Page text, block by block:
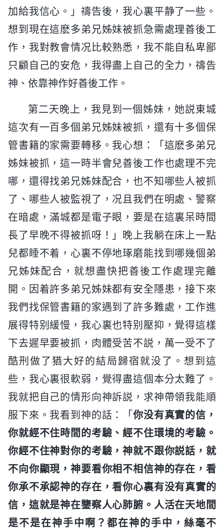
加給我信心。」禱告後，我心裏平静了一些。
想到現在這麽多弟兄姊妹被抓急需處理善後工
作，我對教會情况比較熟悉，我不能自私卑鄙
只顧自己的安危，我得盡上自己的全力，禱告
神、依靠神作好善後工作。
第二天晚上，我見到一個姊妹，她説東城
這次有一百多個弟兄姊妹被抓，還有十多個保
管書籍的家需要轉移。我心想：「這麽多弟兄
姊妹被抓，這一時半會兒善後工作也處理不完
哪，還得找弟兄姊妹配合，也不知哪些人被抓
了、哪些人被監視了，况且我們在明處、警察
在暗處，滿城都是電子眼，要是在這裏呆時間
長了早晚不得被抓呀！」晚上我躺在床上一點
兒都睡不着，心裏不停地琢磨能找到哪幾個弟
兄姊妹配合，就想盡快把善後工作處理完離
開。因着許多弟兄姊妹都有安全隱患，接下來
我們找保管書籍的家遇到了許多難處，工作進
展得特别緩慢，我心裏也特别壓抑，覺得這樣
下去遲早要被抓，肉體受苦不説，萬一受不了
酷刑做了猶大好的結局歸宿就没了。想到這
些，我心裏很軟弱，覺得盡這個本分太難了。
我就把自己的情形向神訴説，求神帶領我能順
服下來。我看到神的話：「你没有真實的信，
你就經不住時間的考驗、經不住環境的考驗。
你經不住神對你的考驗，神就不跟你説話，就
不向你顯現，神要看你相不相信神的存在，看
你承不承認神的存在，看你心裏有没有真實的
信，這就是神在鑒察人心肺腑。人活在天地間
是不是在神手中啊？都在神的手中，絲毫不